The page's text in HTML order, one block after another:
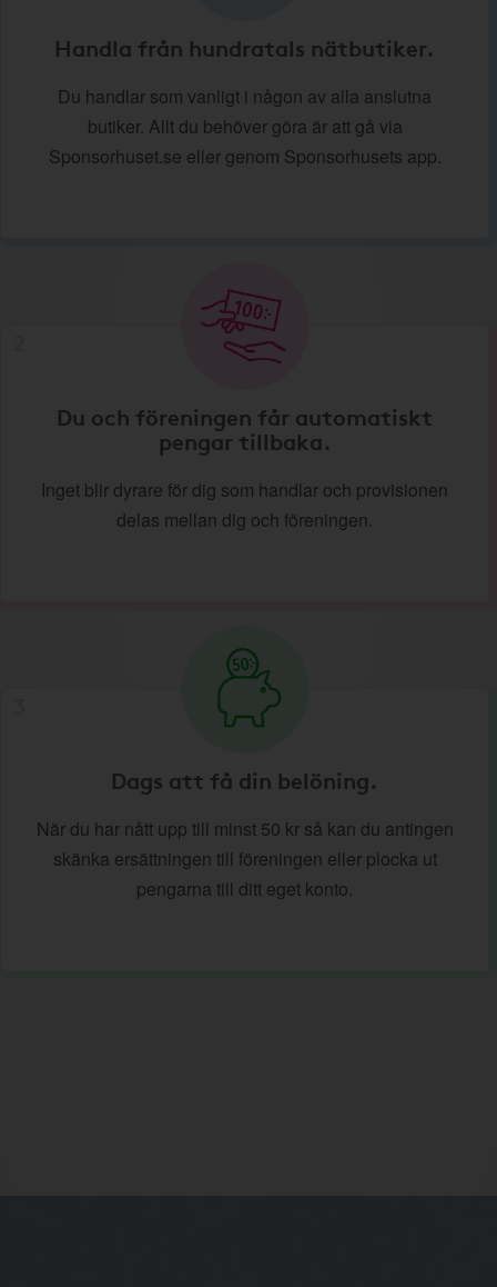
Handla från hundratals nätbutiker.
Du handlar som vanligt i någon av alla anslutna
butiker. Allt du behöver göra är att gå via
Sponsorhuset.se eller genom Sponsorhusets app.
Du och föreningen får automatiskt
pengar tillbaka.
Inget blir dyrare för dig som handlar och provisionen
delas mellan dig och föreningen.
Dags att få din belöning.
När du har nått upp till minst 50 kr så kan du antingen
skänka ersättningen till föreningen eller plocka ut
pengarna till ditt eget konto.